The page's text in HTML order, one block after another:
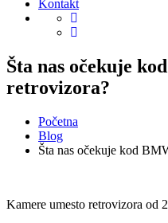
Kontakt
Šta nas očekuje
retrovizora?
Početna
Blog
Šta nas očekuje kod
Kamere umesto retrovizora od